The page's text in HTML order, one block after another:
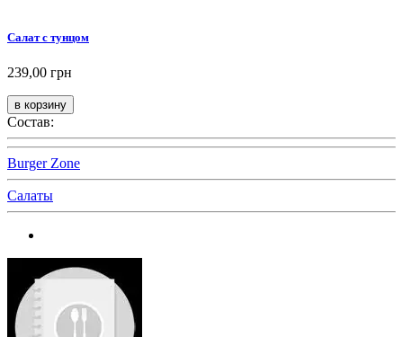
Салат с тунцом
239,00 грн
Состав:
Burger Zone
Салаты